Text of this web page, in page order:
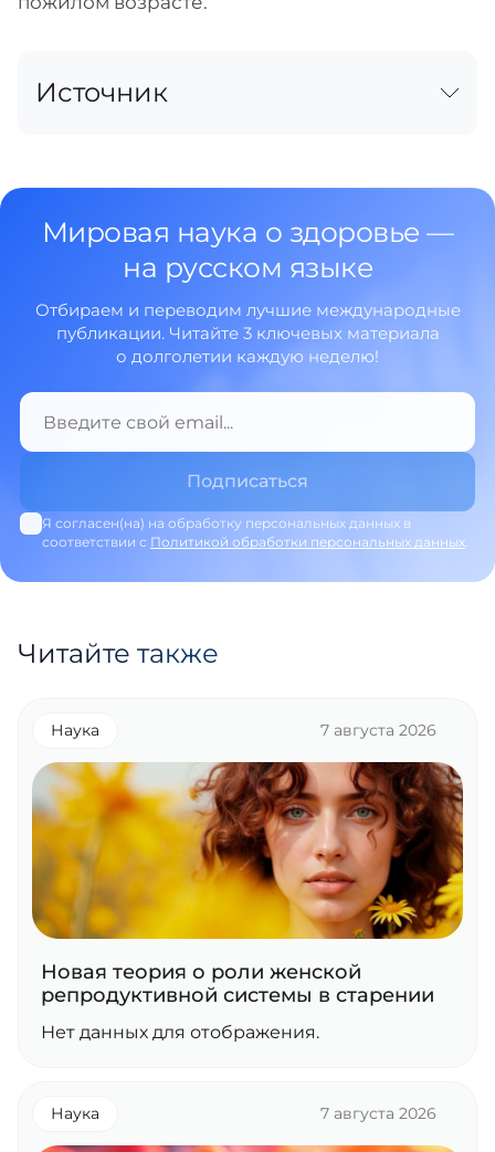
Источник
Мировая наука о здоровье —
на русском языке
Отбираем и переводим лучшие международные
публикации. Читайте 3 ключевых материала
о долголетии каждую неделю!
Я согласен(на) на обработку персональных данных в
соответствии с Политикой обработки персональных данных.
Читайте также
Наука 7 августа 2026
Новая теория о роли женской
репродуктивной системы в старении
Нет данных для отображения.
Наука 7 августа 2026